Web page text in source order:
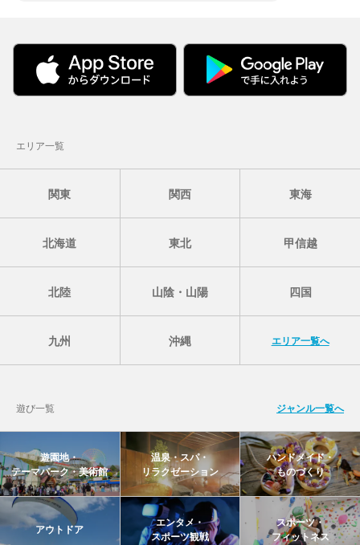
エリア一覧
関東 関西 東海
北海道 東北 甲信越
北陸 山陰・山陽 四国
九州 沖縄 エリア一覧へ
遊び一覧 ジャンル一覧へ
遊園地・
テーマパーク・美術館
温泉・スパ・
リラクゼーション
ハンドメイド・
ものづくり
アウトドア
エンタメ・
スポーツ観戦
スポーツ・
フィットネス